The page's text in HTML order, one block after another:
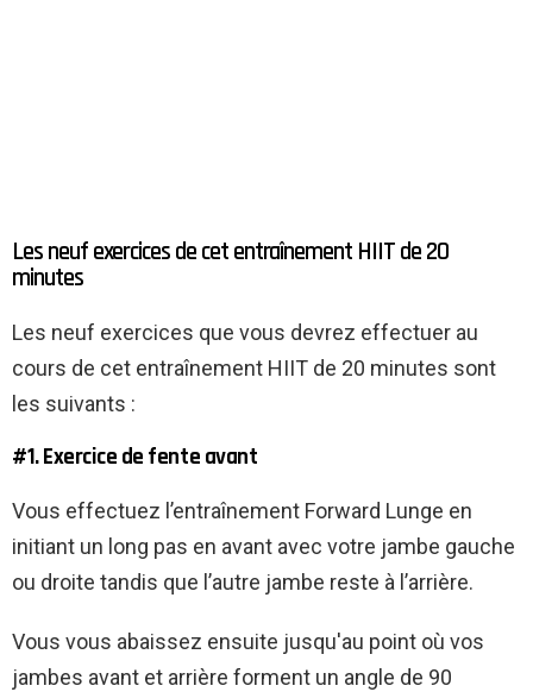
Les neuf exercices de cet entraînement HIIT de 20
minutes
Les neuf exercices que vous devrez effectuer au
cours de cet entraînement HIIT de 20 minutes sont
les suivants :
#1. Exercice de fente avant
Vous effectuez l’entraînement Forward Lunge en
initiant un long pas en avant avec votre jambe gauche
ou droite tandis que l’autre jambe reste à l’arrière.
Vous vous abaissez ensuite jusqu'au point où vos
jambes avant et arrière forment un angle de 90